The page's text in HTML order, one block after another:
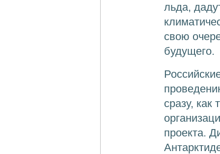
льда,
свою
будущего.
сразу, как
проекта.